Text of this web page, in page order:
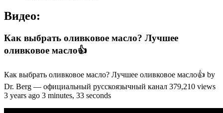
Видео:
Как выбрать оливковое масло? Лучшее
оливковое масло👍
Как выбрать оливковое масло? Лучшее оливковое масло👍 by
Dr. Berg — официальный русскоязычный канал 379,210 views
3 years ago 3 minutes, 33 seconds